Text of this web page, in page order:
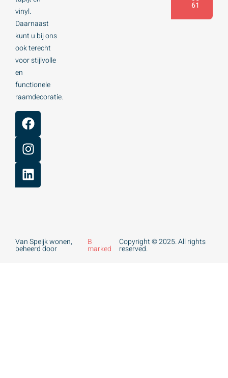
vinyl.
Daarnaast
kunt u bij ons
ook terecht
voor stijlvolle
en
functionele
raamdecoratie.
61
Van Speijk wonen,
beheerd door
B
marked
Copyright © 2025. All rights
reserved.